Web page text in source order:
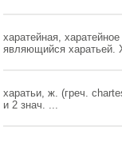
харатейная,
являющийся харатьей.
харатьи, ж. (греч.
и 2 знач. ...